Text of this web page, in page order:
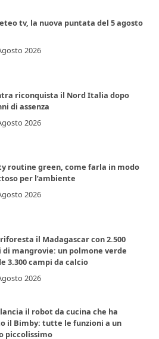
tv, la nuova puntata del 5 agosto
2026
riconquista il Nord Italia dopo
di assenza
2026
routine green, come farla in modo
per l’ambiente
2026
il Madagascar con 2.500
mangrovie: un polmone verde
3.300 campi da calcio
2026
il robot da cucina che ha
il Bimby: tutte le funzioni a un
piccolissimo